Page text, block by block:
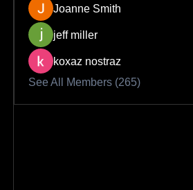
Joanne Smith
jeff miller
koxaz nostraz
See All Members (265)